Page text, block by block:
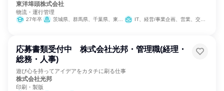
東洋埠頭株式会社
物流・運行管理
27年卒 茨城県、群馬県、千葉県、東京都、神奈川県、愛知県、大阪府、福岡県、宮崎県、鹿児島県 IT、経営/事業企画、営業、交通/運輸、SCM/生産管理/購買/物流、バックオフィス・事務・受付、経理/税務/財務、人事、総務、広報/IR
応募書類受付中 株式会社光邦・管理職(経理・
総務・人事)
遊び心を持ってアイデアをカタチに刷る仕事
株式会社光邦
印刷・製版